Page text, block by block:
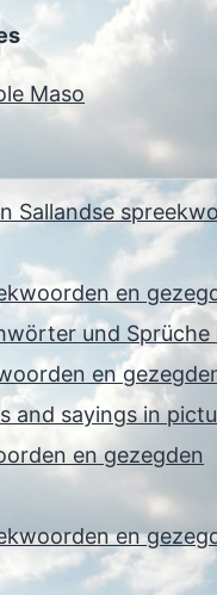
Maso
Sallandse
en
und Sprüche
en
and sayings in
en gezegden
en